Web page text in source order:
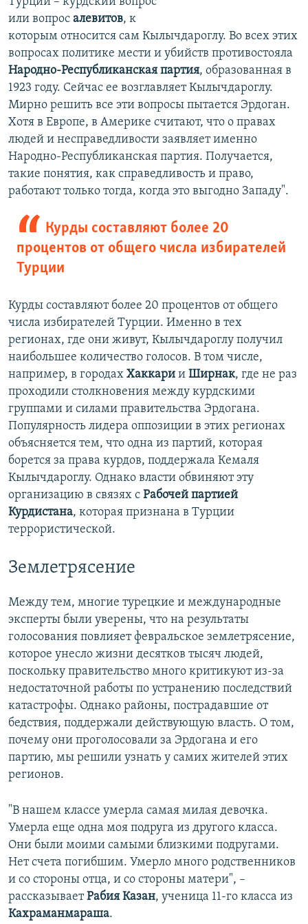
или вопрос алевитов, к
которым относится сам Кылычдароглу. Во всех этих
вопросах политике мести и убийств противостояла
Народно-Республиканская партия, образованная в
1923 году. Сейчас ее возглавляет Кылычдароглу.
Мирно решить все эти вопросы пытается Эрдоган.
Хотя в Европе, в Америке считают, что о правах
людей и несправедливости заявляет именно
Народно-Республиканская партия. Получается,
такие понятия, как справедливость и право,
работают только тогда, когда это выгодно Западу".
Курды составляют более 20
процентов от общего числа избирателей
Турции
Курды составляют более 20 процентов от общего
числа избирателей Турции. Именно в тех
регионах, где они живут, Кылычдароглу получил
наибольшее количество голосов. В том числе,
например, в городах Хаккари и Ширнак, где не раз
проходили столкновения между курдскими
группами и силами правительства Эрдогана.
Популярность лидера оппозиции в этих регионах
объясняется тем, что одна из партий, которая
борется за права курдов, поддержала Кемаля
Кылычдароглу. Однако власти обвиняют эту
организацию в связях с Рабочей партией
Курдистана, которая признана в Турции
террористической.
Землетрясение
Между тем, многие турецкие и международные
эксперты были уверены, что на результаты
голосования повлияет февральское землетрясение,
которое унесло жизни десятков тысяч людей,
поскольку правительство много критикуют из-за
недостаточной работы по устранению последствий
катастрофы. Однако районы, пострадавшие от
бедствия, поддержали действующую власть. О том,
почему они проголосовали за Эрдогана и его
партию, мы решили узнать у самих жителей этих
регионов.
"В нашем классе умерла самая милая девочка.
Умерла еще одна моя подруга из другого класса.
Они были моими самыми близкими подругами.
Нет счета погибшим. Умерло много родственников
и со стороны отца, и со стороны матери", –
рассказываетРабия Казан, ученица 11-го класса из
Кахраманмараша.